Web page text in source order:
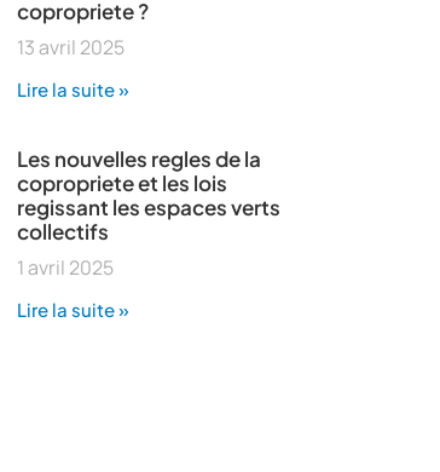
copropriete ?
13 avril 2025
Lire la suite »
Les nouvelles regles de la
copropriete et les lois
regissant les espaces verts
collectifs
1 avril 2025
Lire la suite »